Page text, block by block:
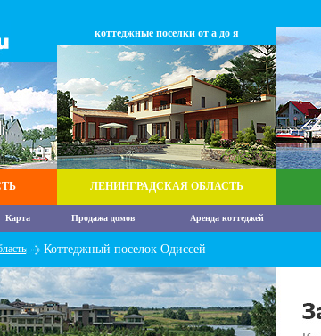
коттеджные поселки от а до я
ЛЕНИНГРАДСКАЯ ОБЛАСТЬ
Карта Продажа домов Аренда коттеджей
Коттеджный поселок Одиссей